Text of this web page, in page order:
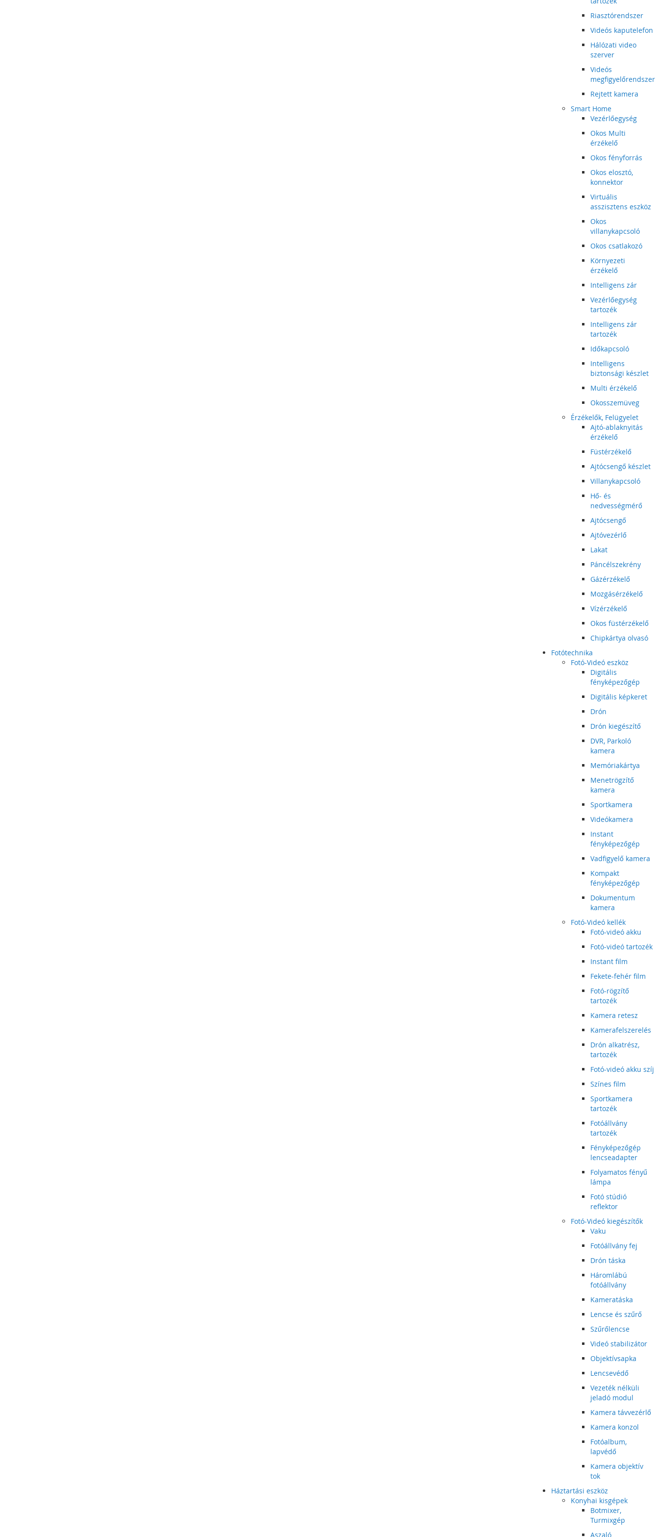
Riasztórendszer
Videós kaputelefon
Hálózati video
szerver
Videós
megfigyelőrendszer
Rejtett kamera
Smart Home
Vezérlőegység
Okos Multi
érzékelő
Okos fényforrás
Okos elosztó,
konnektor
Virtuális
asszisztens eszköz
Okos
villanykapcsoló
Okos csatlakozó
Környezeti
érzékelő
Intelligens zár
Vezérlőegység
tartozék
Intelligens zár
tartozék
Időkapcsoló
Intelligens
biztonsági készlet
Multi érzékelő
Okosszemüveg
Érzékelők, Felügyelet
Ajtó-ablaknyitás
érzékelő
Füstérzékelő
Ajtócsengő készlet
Villanykapcsoló
Hő- és
nedvességmérő
Ajtócsengő
Ajtóvezérlő
Lakat
Páncélszekrény
Gázérzékelő
Mozgásérzékelő
Vízérzékelő
Okos füstérzékelő
Chipkártya olvasó
Fotótechnika
Fotó-Videó eszköz
Digitális
fényképezőgép
Digitális képkeret
Drón
Drón kiegészítő
DVR, Parkoló
kamera
Memóriakártya
Menetrögzítő
kamera
Sportkamera
Videókamera
Instant
fényképezőgép
Vadfigyelő kamera
Kompakt
fényképezőgép
Dokumentum
kamera
Fotó-Videó kellék
Fotó-videó akku
Fotó-videó tartozék
Instant film
Fekete-fehér film
Fotó-rögzítő
tartozék
Kamera retesz
Kamerafelszerelés
Drón alkatrész,
tartozék
Fotó-videó akku szíj
Színes film
Sportkamera
tartozék
Fotóállvány
tartozék
Fényképezőgép
lencseadapter
Folyamatos fényű
lámpa
Fotó stúdió
reflektor
Fotó-Videó kiegészítők
Vaku
Fotóállvány fej
Drón táska
Háromlábú
fotóállvány
Kameratáska
Lencse és szűrő
Szűrőlencse
Videó stabilizátor
Objektívsapka
Lencsevédő
Vezeték nélküli
jeladó modul
Kamera távvezérlő
Kamera konzol
Fotóalbum,
lapvédő
Kamera objektív
tok
Háztartási eszköz
Konyhai kisgépek
Botmixer,
Turmixgép
Aszaló